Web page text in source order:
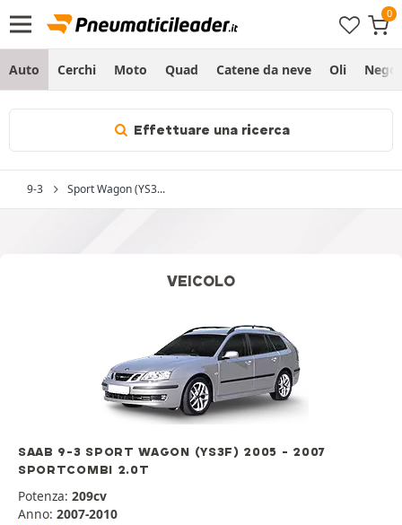
Auto Cerchi Moto Quad Catene da neve Oli
Effettuare una ricerca
9-3 Sport Wagon (YS3...
VEICOLO
SAAB 9-3 SPORT WAGON (YS3F) 2005 - 2007
SPORTCOMBI 2.0T
Potenza: 209cv
Anno: 2007-2010